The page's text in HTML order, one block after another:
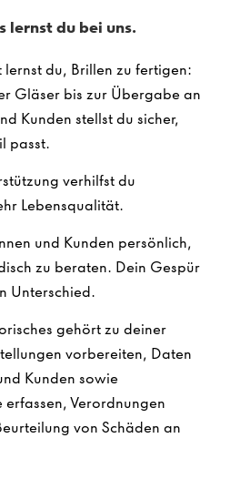
lernst du bei uns.
lernst du, Brillen zu fertigen:
Gläser bis zur Übergabe an
Kunden stellst du sicher,
passt.
verhilfst du
Lebensqualität.
und Kunden persönlich,
zu beraten. Dein Gespür
Unterschied.
gehört zu deiner
vorbereiten, Daten
Kunden sowie
Verordnungen
von Schäden an